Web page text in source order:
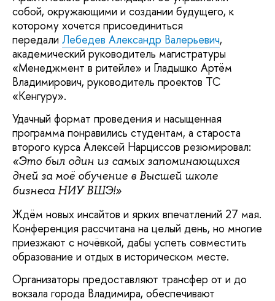
собой, окружающими и создании будущего, к
которому хочется присоединиться
передали Лебедев Александр Валерьевич,
академический руководитель магистратуры
«Менеджмент в ритейле» и Гладышко Артём
Владимирович, руководитель проектов ТС
«Кенгуру».
Удачный формат проведения и насыщенная
программа понравились студентам, а староста
второго курса Алексей Нарциссов резюмировал:
«Это был один из самых запоминающихся
дней за моё обучение в Высшей школе
бизнеса НИУ ВШЭ!»
Ждём новых инсайтов и ярких впечатлений 27 мая.
Конференция рассчитана на целый день, но многие
приезжают с ночёвкой, дабы успеть совместить
образование и отдых в историческом месте.
Организаторы предоставляют трансфер от и до
вокзала города Владимира, обеспечивают